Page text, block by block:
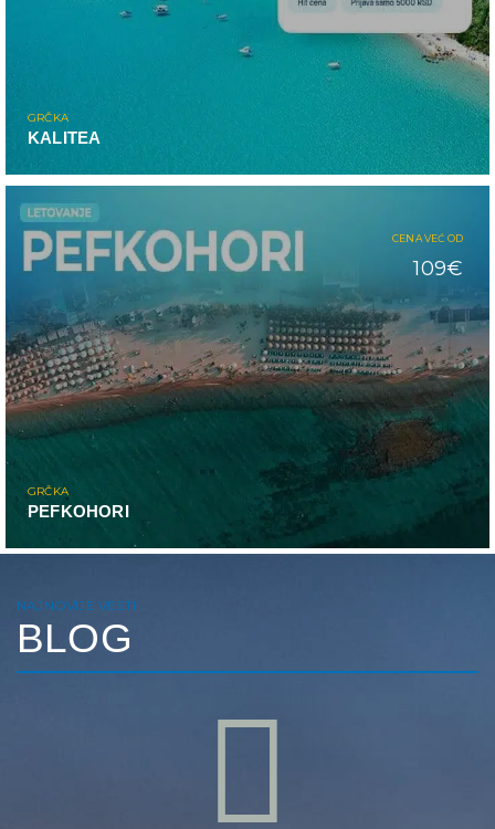
GRČKA
KALITEA
CENA VEĆ OD
109€
GRČKA
PEFKOHORI
NAJNOVIJE VESTI
BLOG